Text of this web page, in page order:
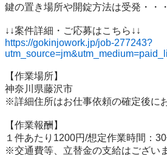
鍵の置き場所や開錠方法は受発・・・
https://gokinjowork.jp/job-277243?
【作業場所】
神奈川県藤沢市
※詳細住所はお仕事依頼の確定後に
【作業報酬】
１件あたり1200円/想定作業時間：
※交通費等、立替金の支給はござい